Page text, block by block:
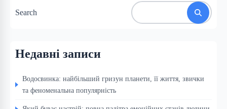
Search
Недавні записи
Водосвинка: найбільший гризун планети, її життя, звички
та феноменальна популярність